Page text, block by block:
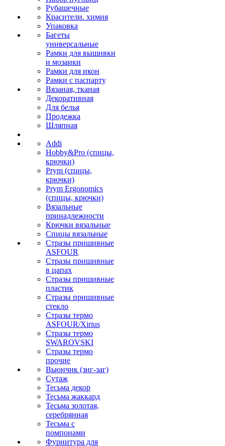
Рубашечные
Красители. химия
Упаковка
Багеты
универсальные
Рамки для вышивки
и мозаики
Рамки для икон
Рамки с паспарту
Вязаная, тканая
Декоративная
Для белья
Продежка
Шляпная
Addi
Hobby&Pro (спицы,
крючки)
Prym (спицы,
крючки)
Prym Ergonomics
(спицы, крючки)
Вязальные
принадлежности
Крючки вязальные
Спицы вязальные
Стразы пришивные
ASFOUR
Стразы пришивные
в цапах
Стразы пришивные
пластик
Стразы пришивные
стекло
Стразы термо
ASFOUR/Xirius
Стразы термо
SWAROVSKI
Стразы термо
прочие
Вьюнчик (зиг-заг)
Сутаж
Тесьма декор
Тесьма жаккард
Тесьма золотая,
серебрянная
Тесьма с
помпонами
Фурнитура для